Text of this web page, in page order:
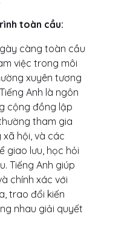
toàn cầu:
càng toàn cầu
việc trong môi
xuyên tương
Anh là ngôn
cộng đồng lập
tham gia
hội, và các
giao lưu, học hỏi
Tiếng Anh giúp
chính xác với
trao đổi kiến
nhau giải quyết